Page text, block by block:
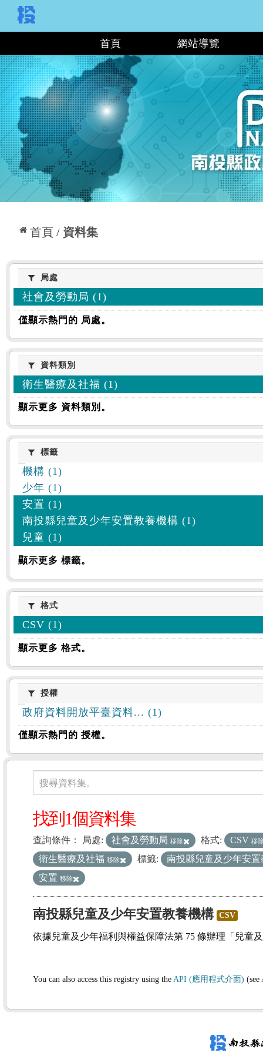
首頁 網站導覽
首頁 資料集
:::
局處局處
社會及勞動局 (1)
僅顯示熱門的 局處。
資料類別
資料類別
衛生醫療及社福 (1)
顯示更多 資料類別。
標籤標籤
機構 (1)
少年 (1)
安置 (1)
南投縣兒童及少年安置教養機構 (1)
兒童 (1)
顯示更多 標籤。
格式格式
CSV (1)
顯示更多 格式。
授權授權
政府資料開放平臺資料... (1)
僅顯示熱門的 授權。
資料集
搜尋資料集。
找到1個資料集
查詢條件： 局處: 社會及勞動局 移除 格式: CSV 移
衛生醫療及社福 移除 標籤:
南投縣兒童及少年安
安置 移除
南投縣兒童及少年安置教養機構 CSV
依據兒童及少年福利與權益保障法第 75 條辦理「兒童
You can also access this registry using the API (應用程式介面) (see